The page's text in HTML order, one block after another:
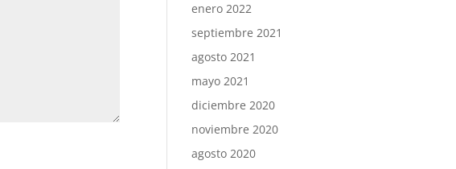
enero 2022
septiembre 2021
agosto 2021
mayo 2021
diciembre 2020
noviembre 2020
agosto 2020